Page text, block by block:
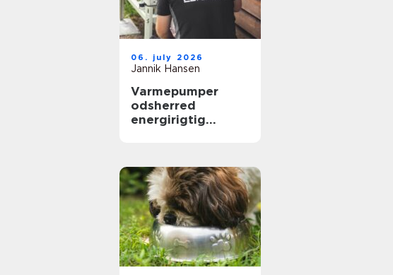
06. july 2026
Jannik Hansen
Varmepumper
odsherred
energirigtig